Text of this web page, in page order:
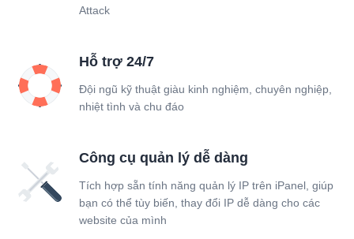
Attack
Hỗ trợ 24/7
Đội ngũ kỹ thuật giàu kinh nghiệm, chuyên nghiệp,
nhiệt tình và chu đáo
Công cụ quản lý dễ dàng
Tích hợp sẵn tính năng quản lý IP trên iPanel, giúp
bạn có thể tùy biến, thay đổi IP dễ dàng cho các
website của mình